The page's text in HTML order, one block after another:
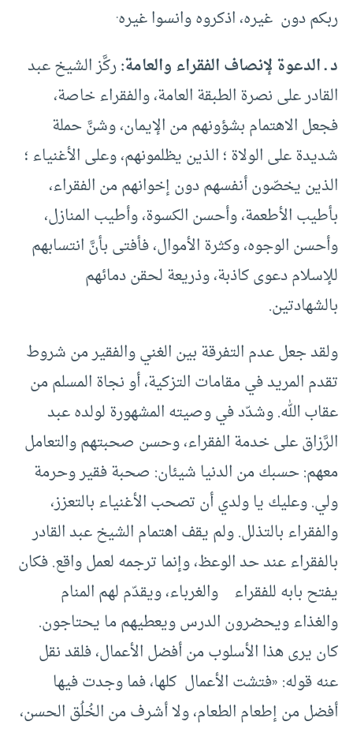
ربكم دون غيره، اذكروه وانسوا غيره.
د ـ الدعوة لإنصاف الفقراء والعامة:ركَّز الشيخ عبد
القادر على نصرة الطبقة العامة، والفقراء خاصة،
فجعل الاهتمام بشؤونهم من الإيمان، وشنَّ حملة
شديدة على الولاة ؛ الذين يظلمونهم، وعلى الأغنياء ؛
الذين يخصّون أنفسهم دون إخوانهم من الفقراء،
بأطيب الأطعمة، وأحسن الكسوة، وأطيب المنازل،
وأحسن الوجوه، وكثرة الأموال، فأفتى بأنَّ انتسابهم
للإسلام دعوى كاذبة، وذريعة لحقن دمائهم
بالشهادتين.
ولقد جعل عدم التفرقة بين الغني والفقير من شروط
تقدم المريد في مقامات التزكية، أو نجاة المسلم من
عقاب الله. وشدّد في وصيته المشهورة لولده عبد
الرَّزاق على خدمة الفقراء، وحسن صحبتهم والتعامل
معهم: حسبك من الدنيا شيئان: صحبة فقير وحرمة
ولي. وعليك يا ولدي أن تصحب الأغنياء بالتعزز،
والفقراء بالتذلل. ولم يقف اهتمام الشيخ عبد القادر
بالفقراء عند حد الوعظ، وإنما ترجمه لعمل واقع. فكان
يفتح بابه للفقراء والغرباء، ويقدّم لهم المنام
والغذاء ويحضرون الدرس ويعطيهم ما يحتاجون.
كان يرى هذا الأسلوب من أفضل الأعمال، فلقد نقل
عنه قوله: «فتشت الأعمال كلها، فما وجدت فيها
أفضل من إطعام الطعام، ولا أشرف من الخُلُق الحسن،